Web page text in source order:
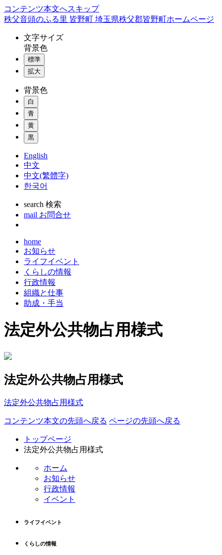
コンテンツ本文へスキップ
秩父音頭のふる里 皆野町 埼玉県秩父郡皆野町ホームページ
文字サイズ
背景色
標準
拡大
背景色
白
青
黄
黒
English
中文
中文(繁體字)
한국어
search 検索
mail お問合せ
home
お知らせ
ライフイベント
くらしの情報
行政情報
組織と仕事
助成・手当
法定外公共物占用様式
法定外公共物占用様式
法定外公共物占用様式
コンテンツ本文の先頭へ戻る ページの先頭へ戻る
トップページ
法定外公共物占用様式
ホーム
お知らせ
行政情報
イベント
ライフイベント
くらしの情報